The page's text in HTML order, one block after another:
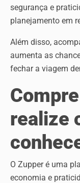
segurança e
planejamento em
Além disso,
aumenta as
fechar a viagem
realize
O Zupper é uma
economia e